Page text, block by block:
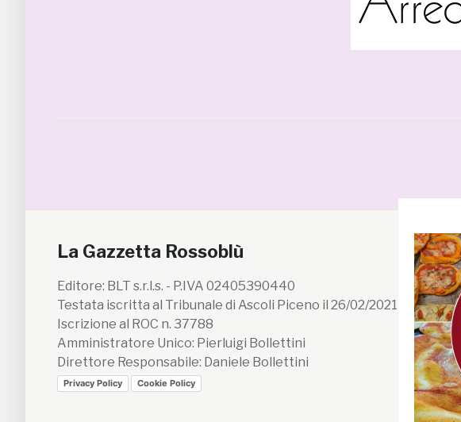
La Gazzetta Rossoblù
Editore: BLT s.r.l.s. - P.IVA 02405390440
Testata iscritta al Tribunale di Ascoli Piceno il 26/02/2021 n. 199/2021
Iscrizione al ROC n. 37788
Amministratore Unico: Pierluigi Bollettini
Direttore Responsabile: Daniele Bollettini
Privacy Policy Cookie Policy